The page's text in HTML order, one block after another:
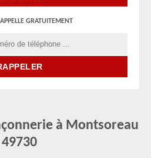
GRATUITEMENT
à Montsoreau
49730